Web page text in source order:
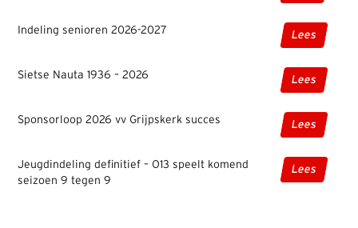
Indeling senioren 2026-2027 Lees
Sietse Nauta 1936 – 2026 Lees
Sponsorloop 2026 vv Grijpskerk succes Lees
Jeugdindeling definitief – O13 speelt komend
seizoen 9 tegen 9
Lees